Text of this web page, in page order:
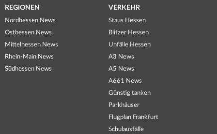
REGIONEN
Nordhessen News
Osthessen News
Mittelhessen News
Rhein-Main News
Südhessen News
VERKEHR
Staus Hessen
Blitzer Hessen
Unfälle Hessen
A3 News
A5 News
A661 News
Günstig tanken
Parkhäuser
Flugplan Frankfurt
Schulausfälle